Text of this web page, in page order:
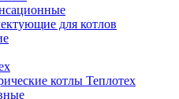
для котлов
котлы Теплотех